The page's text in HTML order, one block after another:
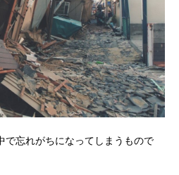
で忘れがちになってしまうもので